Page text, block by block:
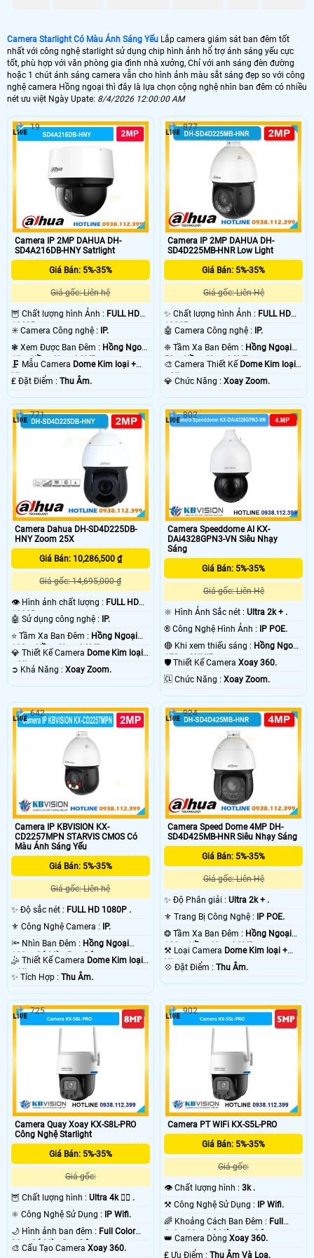
1.500.000 VNĐ kx-s2001c4
🌙 Lắp Camera Starlight Dahua
2.10.000 VNĐ HFW2230SP-S-S2
💥 Lắp Camera Starlight Hikvision
DS-2CE71D8T-PIRL
💙 Lắp Camera Wifi Starlight
1.700.000 VNĐ Ebitcam EBO2
🥈 Lắp Camera Starlight Trọn Bộ
1.700.000 VNĐ Camera Dahua
🗺
Camera starlight mang lại hiệu quả giám sát ban đêm tốt nhất, có thể nói đây
là giải pháp lắp camera phù hợp cho gia đình văn phòng, với tiêu chí giám sát
ban đêm hiệu quả hình ảnh rõ nét. Ngoài ra camera starlight vẫn có thể giám
sát hồng ngoại trong điều kiện không có ánh sáng cho giải pháp giám sát
hoàn hảo hơn. 😱
Camera Starlight Có Màu Ánh Sáng Yếu Lắp camera giám sát ban đêm tốt
nhất với công nghệ starlight sử dụng chip hình ảnh hổ trợ ánh sáng yếu cực
tốt, phù hợp với văn phòng gia đình nhà xưởng, Chỉ với anh sáng đèn đường
hoặc 1 chút ánh sáng camera vẫn cho hình ảnh màu sắt sáng đẹp so với công
nghệ camera Hồng ngoại thì đây là lựa chọn cộng nghệ nhìn ban đêm có nhiều
nét ưu việt Ngày Upate: 8/4/2026 12:00:00 AM
Camera IP 2MP DAHUA DH-
SD4A216DB-HNY Satrlight
Giá Bán: 5%-35%
Giá gốc: Liên hệ
🦉 Chất lượng hình Ảnh : FULL HD
1080P .
✳️ Camera Công nghệ :
IP.
❃ Xem Được Ban Đêm : Hồng Ngoại
10m Hồng Ngoại SMD.
🗜️ Mẫu Camera Dome Kim loại +
Nhựa.
️₤ Đặt Điểm : Thu Âm.
19
Camera IP 2MP DAHUA DH-
SD4D225MB-HNR Low Light
Giá Bán: 5%-35%
Giá gốc: Liên Hệ
✨ Chất lượng hình Ảnh : FULL HD
1080P .
🤖️ Camera Công nghệ :
IP.
❈ Tầm Xa Ban Đêm : Hồng Ngoại
50m Hồng Ngoại SMD.
🎨 Camera Thiết Kế Dome Kim loại
+ Nhựa.
️💎 Chức Năng :Xoay Zoom.
877
Camera Dahua DH-SD4D225DB-
HNY Zoom 25X
Giá Bán: 10,286,500 ₫
Giá gốc: 14,695,000 ₫
👁 Hình ảnh chất lượng : FULL HD
1080P .
🤖️ Sử dụng công nghệ : IP.
⭐ Tầm Xa Ban Đêm : Hồng Ngoại
100m Hồng Ngoại SMD.
💎 Thiết Kế Camera Dome Kim loại
+ Nhựa.
️➲ Khả Năng : Xoay Zoom.
771
Camera Speeddome AI KX-
DAi4328GPN3-VN Siêu Nhạy
Sáng
Giá Bán: 5%-35%
Giá gốc: Liên Hệ
🔆 Hình Ảnh Sắc nét :Ultra 2k + .
®️ Công Nghệ Hình Ảnh : IP POE.
🔴 Khi xem thiếu sáng : Hồng Ngoại
150m ONVIF.
🛡 Thiết Kế CameraXoay 360.
️🆑 Chức Năng :Xoay Zoom.
802
Camera IP KBVISION KX-
CD2257MPN STARVIS CMOS Có
Màu Ánh Sáng Yếu
Giá Bán: 5%-35%
Giá gốc: Liên hệ
✨ Độ sắc nét : FULL HD 1080P .
⚜️ Công Nghệ Camera :
IP.
🔦 Nhìn Ban Đêm : Hồng Ngoại
100m Có Màu Ban Ðêm.
🤹 Thiết Kế Camera Dome Kim loại
+ Nhựa.
️✨ Tích Hợp : Thu Âm.
642
Camera Speed Dome 4MP DH-
SD4D425MB-HNR Siêu Nhạy Sáng
Giá Bán: 5%-35%
Giá gốc: Liên Hệ
✨ Độ Phân giải :Ultra 2k + .
⚜️ Trang Bị Công Nghệ :
IP POE.
❂ Tầm Xa Ban Đêm : Hồng Ngoại
100m Hồng Ngoại SMD.
⚒ Loại Camera Dome Kim loại +
Nhựa.
️💠 Đặt Điểm :Thu Âm.
924
Camera Quay Xoay KX-S8L-PRO
Công Nghệ Starlight
Giá Bán: 5%-35%
Giá gốc:
🦉 Chất lượng hình : Ultra 4k 👍🏾 .
⚛️ Công Nghệ Sử Dụng :
IP Wifi.
🌙 Hình ảnh ban đêm : Full Color
30m Có Màu Ban Ðêm.
🎨 Cấu Tạo Camera Xoay 360.
725
Camera PT WIFi KX-S5L-PRO
Giá Bán: 5%-35%
Giá gốc:
👁 Chất lượng hình :3k .
⚒ Công Nghệ Sử Dụng :
IP Wifi.
🌈 Khoảng Cách Ban Đêm : Full
Color 30m Có Màu Ban Ðêm.
👑 Camera DòngXoay 360.
️₤ Ưu Điểm :Thu Âm Và Loa.
902